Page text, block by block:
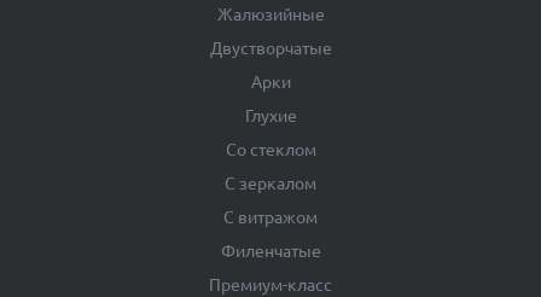
Жалюзийные
Двустворчатые
Арки
Глухие
Со стеклом
С зеркалом
С витражом
Филенчатые
Премиум-класс